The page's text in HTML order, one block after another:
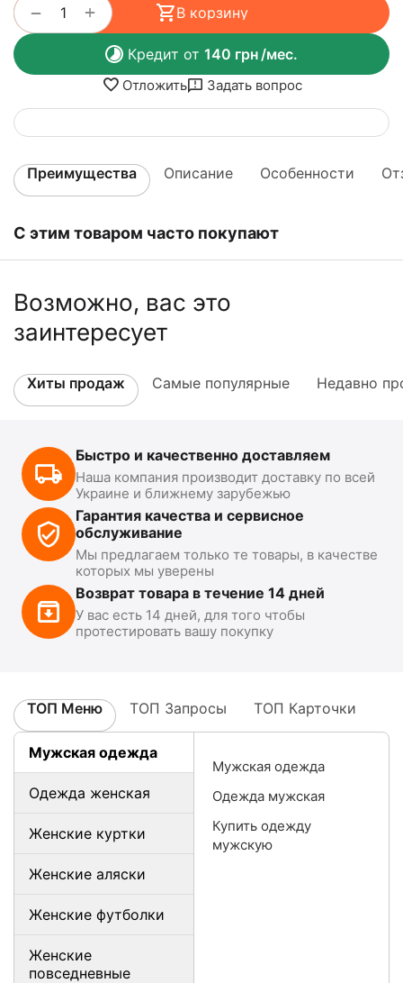
+
− В корзину
Кредит от 140 грн/мес.
Отложить Задать вопрос
Преимущества Описание Особенности
С этим товаром часто покупают
Возможно, вас это
заинтересует
Хиты продаж Самые популярные Недавно
Быстро и качественно доставляем
Наша компания производит доставку по всей
Украине и ближнему зарубежью
Гарантия качества и сервисное
обслуживание
Мы предлагаем только те товары, в качестве
которых мы уверены
Возврат товара в течение 14 дней
У вас есть 14 дней, для того чтобы
протестировать вашу покупку
ТОП Меню ТОП Запросы ТОП Карточки
Мужская одежда
Одежда женская
Женские куртки
Женские аляски
Женские футболки
Женские
повседневные
Мужская одежда
Одежда мужская
Купить одежду
мужскую